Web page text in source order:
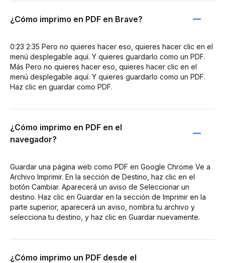
¿Cómo imprimo en PDF en Brave?
0:23 2:35 Pero no quieres hacer eso, quieres hacer clic en el
menú desplegable aquí. Y quieres guardarlo como un PDF.
Más Pero no quieres hacer eso, quieres hacer clic en el
menú desplegable aquí. Y quieres guardarlo como un PDF.
Haz clic en guardar como PDF.
¿Cómo imprimo en PDF en el
navegador?
Guardar una página web como PDF en Google Chrome Ve a
Archivo Imprimir. En la sección de Destino, haz clic en el
botón Cambiar. Aparecerá un aviso de Seleccionar un
destino. Haz clic en Guardar en la sección de Imprimir en la
parte superior, aparecerá un aviso, nombra tu archivo y
selecciona tu destino, y haz clic en Guardar nuevamente.
¿Cómo imprimo un PDF desde el